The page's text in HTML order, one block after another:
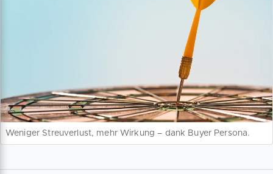
Weniger Streuverlust, mehr Wirkung – dank Buyer Persona.